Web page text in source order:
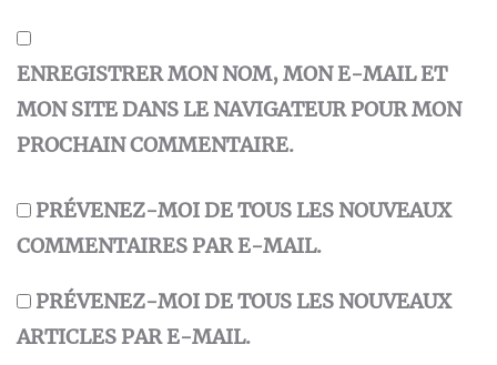
ENREGISTRER MON NOM, MON E-MAIL ET
MON SITE DANS LE NAVIGATEUR POUR MON
PROCHAIN COMMENTAIRE.
PRÉVENEZ-MOI DE TOUS LES NOUVEAUX
COMMENTAIRES PAR E-MAIL.
PRÉVENEZ-MOI DE TOUS LES NOUVEAUX
ARTICLES PAR E-MAIL.